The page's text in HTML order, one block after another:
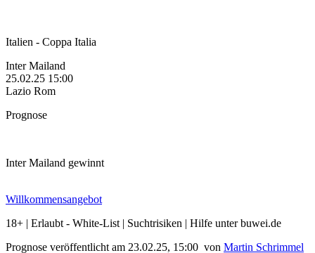
Italien - Coppa Italia
Inter Mailand
25.02.25 15:00
Lazio Rom
Prognose
Inter Mailand gewinnt
Willkommensangebot
18+ | Erlaubt - White-List | Suchtrisiken | Hilfe unter buwei.de
Prognose veröffentlicht am 23.02.25, 15:00 von Martin Schrimmel